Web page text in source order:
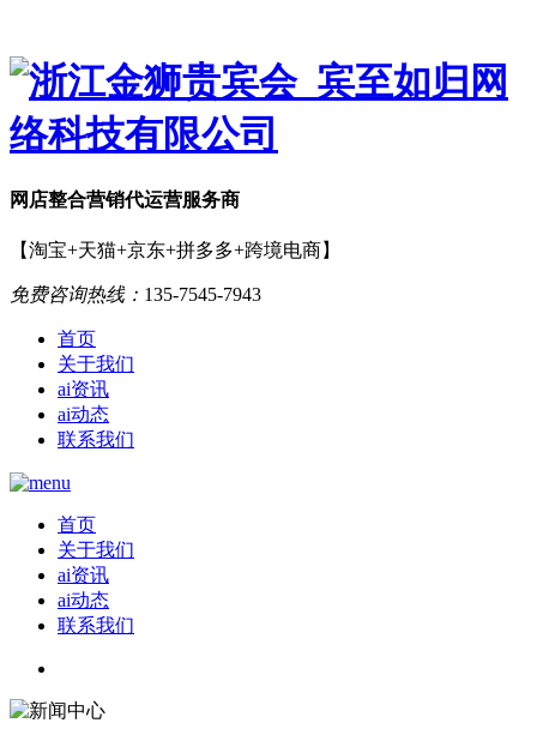
网店整合营销代运营服务商
【淘宝+天猫+京东+拼多多+跨境电商】
免费咨询热线： 135-7545-7943
首页
关于我们
ai资讯
ai动态
联系我们
首页
关于我们
ai资讯
ai动态
联系我们